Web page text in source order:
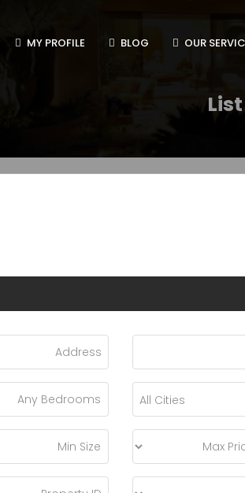
OUR
BLOG
MY PROFILE
All Cities